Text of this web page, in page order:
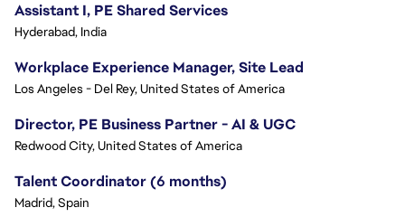
Assistant I, PE Shared Services
Hyderabad, India
Workplace Experience Manager, Site Lead
Los Angeles - Del Rey, United States of America
Director, PE Business Partner - AI & UGC
Redwood City, United States of America
Talent Coordinator (6 months)
Madrid, Spain